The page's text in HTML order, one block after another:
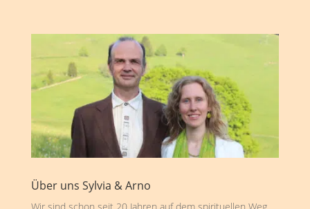
Über uns Sylvia & Arno